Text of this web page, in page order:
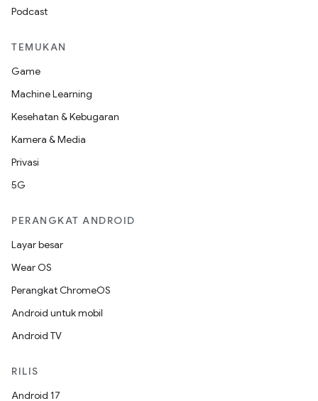
Podcast
TEMUKAN
Game
Machine Learning
Kesehatan & Kebugaran
Kamera & Media
Privasi
5G
PERANGKAT ANDROID
Layar besar
Wear OS
Perangkat ChromeOS
Android untuk mobil
Android TV
RILIS
Android 17